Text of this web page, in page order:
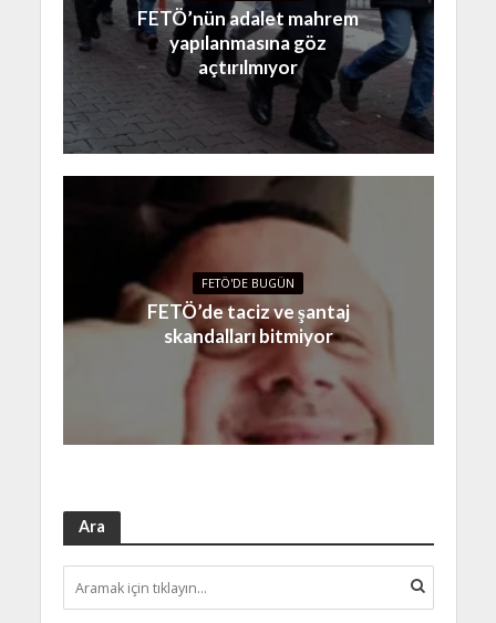
FETÖ’nün adalet mahrem
yapılanmasına göz
açtırılmıyor
FETÖ'DE BUGÜN
FETÖ’de taciz ve şantaj
skandalları bitmiyor
Ara